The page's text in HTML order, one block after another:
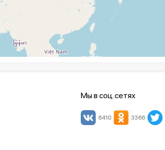
Мы в соц.сетях
6410 3366